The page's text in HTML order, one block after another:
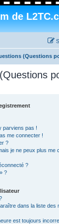
de
(Questions
parviens pas !
me connecter !
?
je ne peux plus me
?
?
dans la liste
est toujours